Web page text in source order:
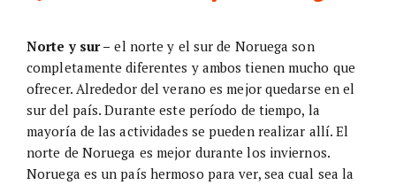
Norte y sur – el norte y el sur de Noruega son
completamente diferentes y ambos tienen mucho que
ofrecer. Alrededor del verano es mejor quedarse en el
sur del país. Durante este período de tiempo, la
mayoría de las actividades se pueden realizar allí. El
norte de Noruega es mejor durante los inviernos.
Noruega es un país hermoso para ver, sea cual sea la